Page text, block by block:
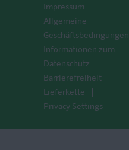
Impressum
Allgemeine
Geschäftsbedingungen
Informationen zum
Datenschutz
Barrierefreiheit
Lieferkette
Privacy Settings